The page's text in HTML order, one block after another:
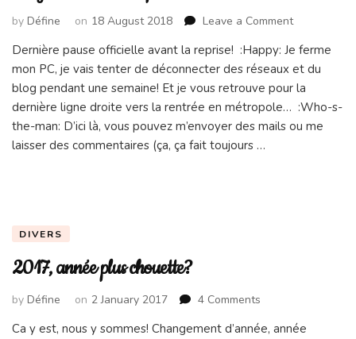
by Défine on 18 August 2018 Leave a Commenton
et
maîtresse
en
pause…
Dernière pause officielle avant la reprise! :Happy: Je ferme
mon PC, je vais tenter de déconnecter des réseaux et du
blog pendant une semaine! Et je vous retrouve pour la
dernière ligne droite vers la rentrée en métropole… :Who-s-
the-man: D’ici là, vous pouvez m’envoyer des mails ou me
laisser des commentaires (ça, ça fait toujours …
DIVERS
2017, année plus chouette?
by Défine on 2 January 2017 4 Comments
année
Ca y est, nous y sommes! Changement d’année, année